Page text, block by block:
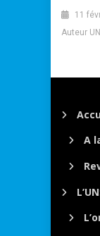
11
Auteur
A